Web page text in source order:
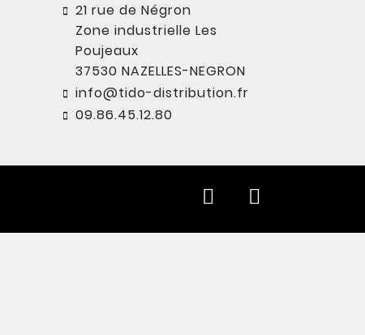
21 rue de Négron
Zone industrielle Les
Poujeaux
37530 NAZELLES-NEGRON
info@tido-distribution.fr
09.86.45.12.80